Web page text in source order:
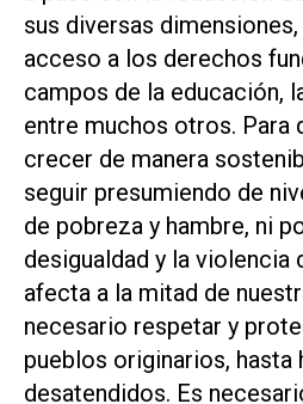
sus diversas
acceso a los derechos
campos de la educación,
entre muchos otros. Para
crecer de manera
seguir presumiendo de
de pobreza y hambre, ni
desigualdad y la violencia
afecta a la mitad de
necesario respetar y
pueblos originarios, hasta
desatendidos. Es